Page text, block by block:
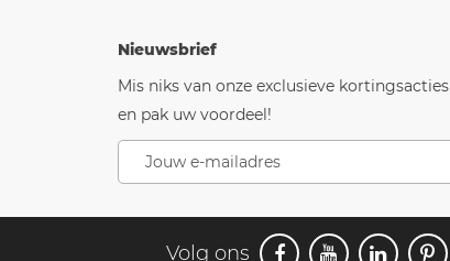
Nieuwsbrief
Mis niks van onze exclusieve kortingsacties
en pak uw voordeel!
Volg ons